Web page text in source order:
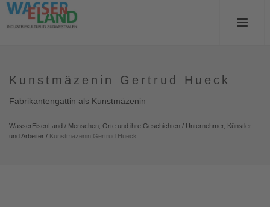
Kunstmäzenin Gertrud Hueck
Fabrikantengattin als Kunstmäzenin
WasserEisenLand / Menschen, Orte und ihre Geschichten / Unternehmer, Künstler
und Arbeiter / Kunstmäzenin Gertrud Hueck